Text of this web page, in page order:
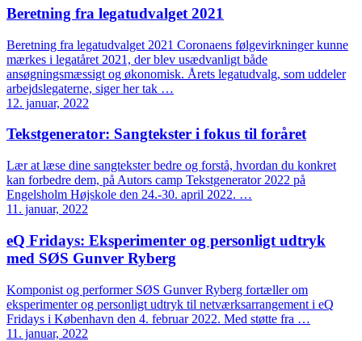
Beretning fra legatudvalget 2021
Beretning fra legatudvalget 2021 Coronaens følgevirkninger kunne
mærkes i legatåret 2021, der blev usædvanligt både
ansøgningsmæssigt og økonomisk. Årets legatudvalg, som uddeler
arbejdslegaterne, siger her tak …
12. januar, 2022
Tekstgenerator: Sangtekster i fokus til foråret
Lær at læse dine sangtekster bedre og forstå, hvordan du konkret
kan forbedre dem, på Autors camp Tekstgenerator 2022 på
Engelsholm Højskole den 24.-30. april 2022. …
11. januar, 2022
eQ Fridays: Eksperimenter og personligt udtryk
med SØS Gunver Ryberg
Komponist og performer SØS Gunver Ryberg fortæller om
eksperimenter og personligt udtryk til netværksarrangement i eQ
Fridays i København den 4. februar 2022. Med støtte fra …
11. januar, 2022